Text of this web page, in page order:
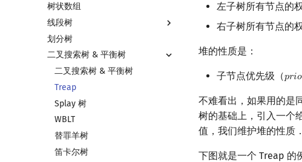
树分块
Sqrt Tree
树状数组
线段树
线段树基础
线段树合并 & 分裂
李超线段树
猫树
区间最值操作 & 区间历史最值
Kinetic Tournament Tree
划分树
二叉搜索树 & 平衡树
二叉搜索树 & 平衡树
Treap
Splay 树
WBLT
替罪羊树
笛卡尔树
左子树所有节点的
右子树所有节点的
堆的性质是：
子节点优先级（𝑝𝑟𝑖𝑜
不难看出，如果用的是
树的基础上，引入一个
值，我们维护堆的性质
下图就是一个 Treap 的